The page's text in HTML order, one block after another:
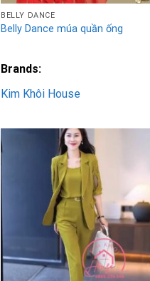
BELLY DANCE
Belly Dance múa quần ống
Brands:
Kim Khôi House
Add to
Wishlist